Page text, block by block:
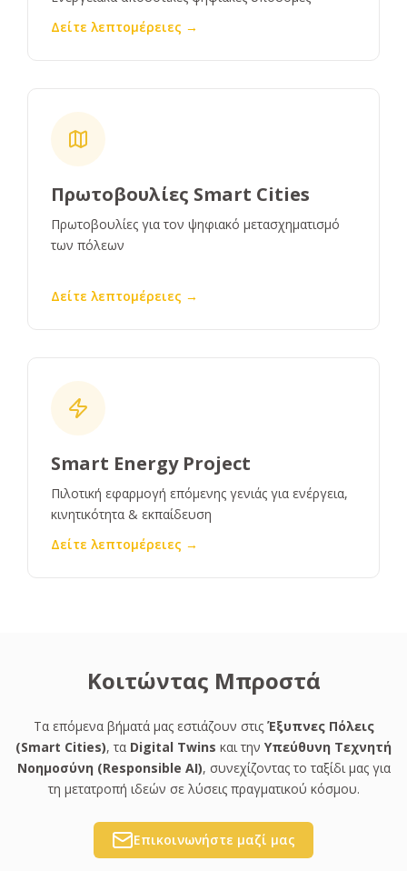
Δείτε λεπτομέρειες →
Πρωτοβουλίες Smart Cities
Πρωτοβουλίες για τον ψηφιακό μετασχηματισμό
των πόλεων
Δείτε λεπτομέρειες →
Smart Energy Project
Πιλοτική εφαρμογή επόμενης γενιάς για ενέργεια,
κινητικότητα & εκπαίδευση
Δείτε λεπτομέρειες →
Κοιτώντας Μπροστά
Τα επόμενα βήματά μας εστιάζουν στις Έξυπνες Πόλεις
(Smart Cities), τα Digital Twins και την Υπεύθυνη Τεχνητή
Νοημοσύνη (Responsible AI), συνεχίζοντας το ταξίδι μας για
τη μετατροπή ιδεών σε λύσεις πραγματικού κόσμου.
Επικοινωνήστε μαζί μας